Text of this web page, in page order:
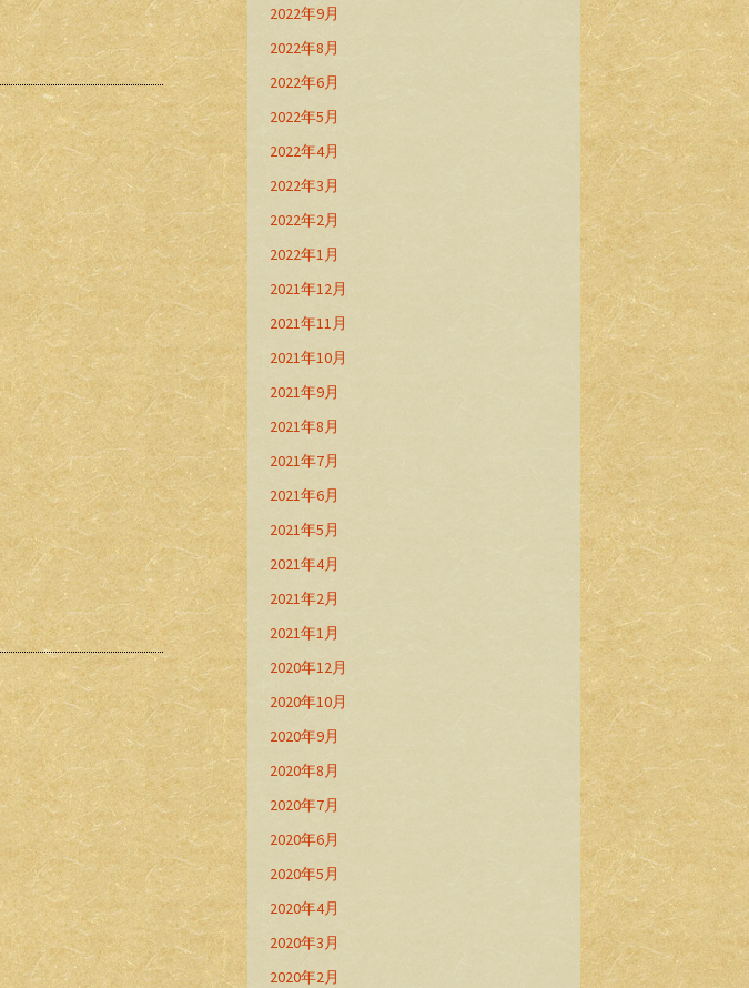
2022年9月
2022年8月
2022年6月
2022年5月
2022年4月
2022年3月
2022年2月
2022年1月
2021年12月
2021年11月
2021年10月
2021年9月
2021年8月
2021年7月
2021年6月
2021年5月
2021年4月
2021年2月
2021年1月
2020年12月
2020年10月
2020年9月
2020年8月
2020年7月
2020年6月
2020年5月
2020年4月
2020年3月
2020年2月